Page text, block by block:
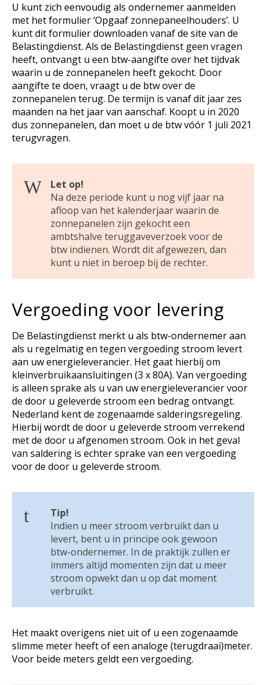
U kunt zich eenvoudig als ondernemer aanmelden
met het formulier ‘Opgaaf zonnepaneelhouders’. U
kunt dit formulier downloaden vanaf de site van de
Belastingdienst. Als de Belastingdienst geen vragen
heeft, ontvangt u een btw-aangifte over het tijdvak
waarin u de zonnepanelen heeft gekocht. Door
aangifte te doen, vraagt u de btw over de
zonnepanelen terug. De termijn is vanaf dit jaar zes
maanden na het jaar van aanschaf. Koopt u in 2020
dus zonnepanelen, dan moet u de btw vóór 1 juli 2021
terugvragen.
Let op!
Na deze periode kunt u nog vijf jaar na
afloop van het kalenderjaar waarin de
zonnepanelen zijn gekocht een
ambtshalve teruggaveverzoek voor de
btw indienen. Wordt dit afgewezen, dan
kunt u niet in beroep bij de rechter.
Vergoeding voor levering
De Belastingdienst merkt u als btw-ondernemer aan
als u regelmatig en tegen vergoeding stroom levert
aan uw energieleverancier. Het gaat hierbij om
kleinverbruikaansluitingen (3 x 80A). Van vergoeding
is alleen sprake als u van uw energieleverancier voor
de door u geleverde stroom een bedrag ontvangt.
Nederland kent de zogenaamde salderingsregeling.
Hierbij wordt de door u geleverde stroom verrekend
met de door u afgenomen stroom. Ook in het geval
van saldering is echter sprake van een vergoeding
voor de door u geleverde stroom.
Tip!
Indien u meer stroom verbruikt dan u
levert, bent u in principe ook gewoon
btw-ondernemer. In de praktijk zullen er
immers altijd momenten zijn dat u meer
stroom opwekt dan u op dat moment
verbruikt.
Het maakt overigens niet uit of u een zogenaamde
slimme meter heeft of een analoge (terugdraai)meter.
Voor beide meters geldt een vergoeding.